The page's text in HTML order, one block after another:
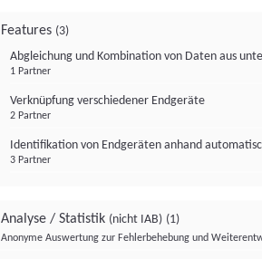
Features (3)
Abgleichung und Kombination von Daten aus
1 Partner
Verknüpfung verschiedener Endgeräte
2 Partner
Identifikation von Endgeräten anhand
3 Partner
Analyse / Statistik (nicht IAB) (1)
Anonyme Auswertung zur Fehlerbehebung und